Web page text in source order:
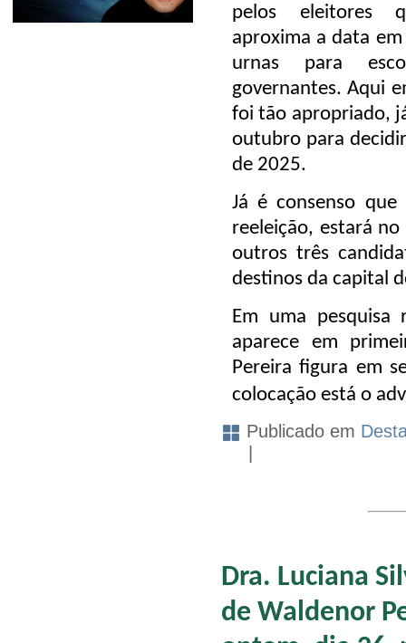
pelos eleitores
aproxima a data
urnas para
governantes. Aqui
foi tão apropriado,
outubro para
de 2025.
Já é consenso
reeleição, estará
outros três
destinos da capital
Em uma pesquisa
aparece em
Pereira figura em
colocação está o
Publicado em
Dra. Luciana
de Waldenor